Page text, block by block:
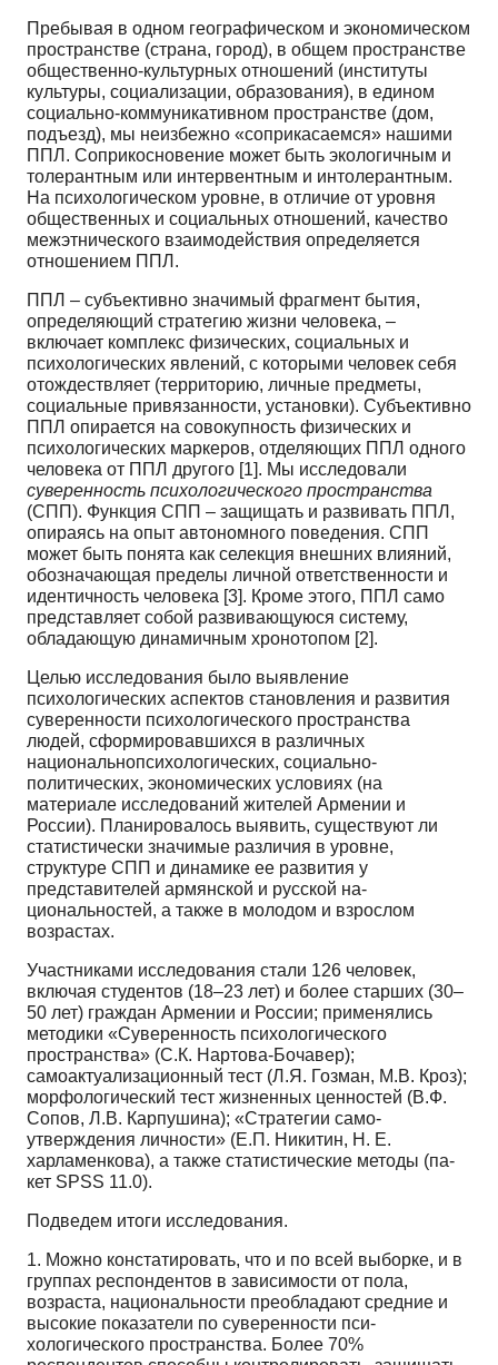
Пребывая в одном географическом и экономическом
пространстве (страна, город), в общем пространстве
общественно-культурных отношений (институты
культуры, социализации, образова­ния), в едином
социально-коммуникативном пространстве (дом,
подъезд), мы неизбежно «сопри­касаемся» нашими
ППЛ. Соприкосновение может быть экологичным и
толерантным или интер­вентным и интолерантным.
На психологическом уровне, в отличие от уровня
общественных и со­циальных отношений, качество
межэтнического взаимодействия определяется
отношением ППЛ.
ППЛ – субъективно значимый фрагмент бытия,
определяющий стратегию жизни челове­ка, –
включает комплекс физических, социальных и
психологических явлений, с которыми чело­век себя
отождествляет (территорию, личные предметы,
социальные привязанности, установки). Субъективно
ППЛ опирается на совокупность физических и
психологических маркеров, отделя­ющих ППЛ одного
человека от ППЛ другого [1]. Мы исследовали
суверенность психологическо­го пространства
(СПП). Функция СПП – защищать и развивать ППЛ,
опираясь на опыт автоном­ного поведения. СПП
может быть понята как селекция внешних влияний,
обозначающая пределы личной ответственности и
идентичность человека [3]. Кроме этого, ППЛ само
представляет собой развивающуюся систему,
обладающую динамичным хронотопом [2].
Целью исследования было выявление
психологических аспектов становления и развития
су­веренности психологического пространства
людей, сформировавшихся в различных
национально­психологических, социально-
политических, экономических условиях (на
материале исследований жителей Армении и
России). Планировалось выявить, существуют ли
статистически значимые раз­личия в уровне,
структуре СПП и динамике ее развития у
представителей армянской и русской на­
циональностей, а также в молодом и взрослом
возрастах.
Участниками исследования стали 126 человек,
включая студентов (18–23 лет) и более стар­ших (30–
50 лет) граждан Армении и России; применялись
методики «Суверенность психологиче­ского
пространства» (С.К. Нартова-Бочавер);
самоактуализационный тест (Л.Я. Гозман, М.В. Кроз);
морфологический тест жизненных ценностей (В.Ф.
Сопов, Л.В. Карпушина); «Стратегии само­
утверждения личности» (Е.П. Никитин, Н. Е.
харламенкова), а также статистические методы (па­
кет SPSS 11.0).
Подведем итоги исследования.
1. Можно констатировать, что и по всей выборке, и в
группах респондентов в зависимости от пола,
возраста, национальности преобладают средние и
высокие показатели по суверенности пси­
хологического пространства. Более 70%